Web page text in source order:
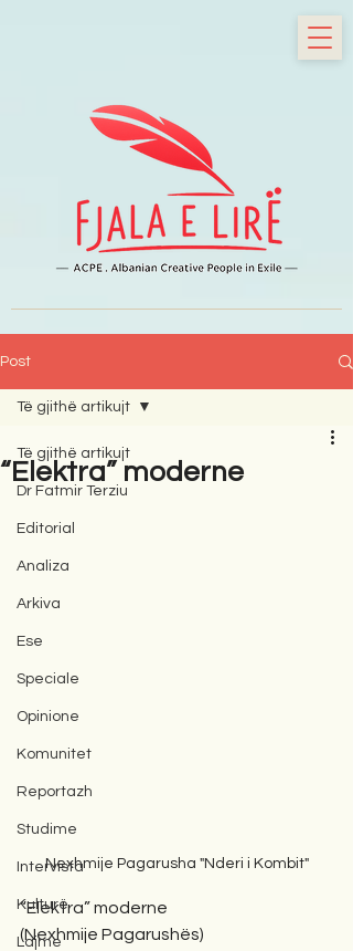
Post
Të gjithë artikujt
Dr Fatmir Terziu
Editorial
Analiza
Arkiva
Ese
Speciale
Opinione
Komunitet
Reportazh
Studime
Intervista
Kulturë
Lajme
Të gjithë artikujt
“Elektra” moderne
Nexhmije Pagarusha "Nderi i Kombit"
“Elektra” moderne
(Nexhmije Pagarushës)